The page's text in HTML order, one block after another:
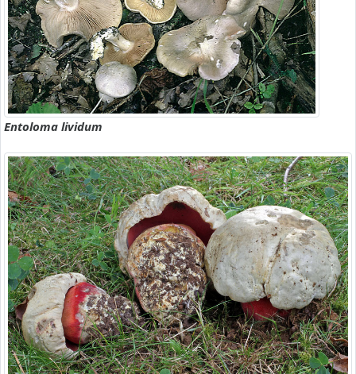
Entoloma lividum